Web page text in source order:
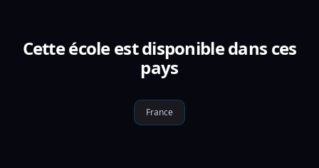
Cette école est disponible dans ces
pays
France